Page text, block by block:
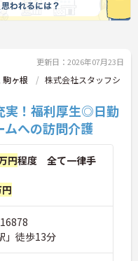
更新日：2026年07月23日
駒ヶ根
株式会社スタッフシ
実！福利厚生◎日勤
への訪問介護
円程度 全て一律手
」徒歩13分